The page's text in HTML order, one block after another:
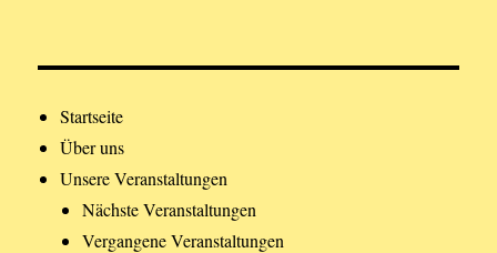
Startseite
Über uns
Unsere Veranstaltungen
Nächste Veranstaltungen
Vergangene Veranstaltungen